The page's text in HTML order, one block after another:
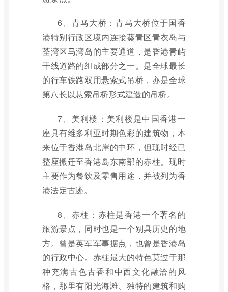
6、青马大桥：青马大桥位于国香
港特别行政区境内连接葵青区青衣岛与
荃湾区马湾岛的主要通道，是香港青屿
干线道路的组成部分之一。是全球最长
的行车铁路双用悬索式吊桥，亦是全球
第八长以悬索吊桥形式建造的吊桥。
7、美利楼：美利楼是中国香港一
座具有维多利亚时期色彩的建筑物，本
来位于香港岛北岸的中环，但现时经已
整座搬迁至香港岛东南部的赤柱。现时
主要作为餐饮及零售用途，并被列为香
港法定古迹。
8、赤柱：赤柱是香港一个著名的
旅游景点，同时也是一个别具历史的地
方。曾是英军军事据点，也曾是香港岛
的行政中心。赤柱最大的特色莫过于那
种充满古色古香和中西文化融洽的风
格，那里有阳光海滩、独特的建筑和购